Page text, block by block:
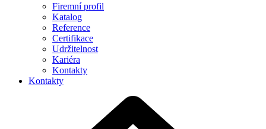
Firemní profil
Katalog
Reference
Certifikace
Udržitelnost
Kariéra
Kontakty
Kontakty